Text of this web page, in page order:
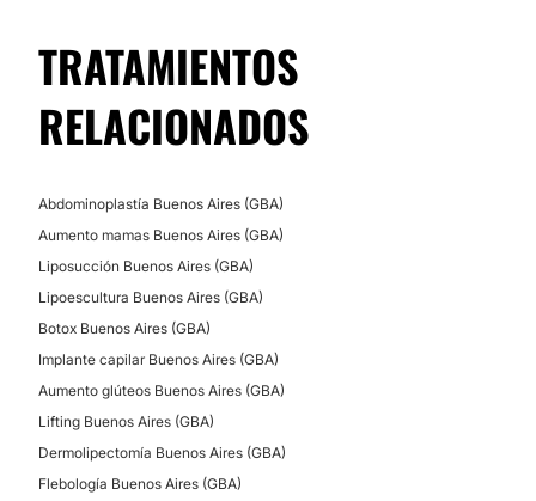
Posibilidad de videoconsulta:
No
No
Mesoterapia
Depilación láser
Radiofrecuencia
TRATAMIENTOS
RELACIONADOS
Abdominoplastía Buenos Aires (GBA)
Aumento mamas Buenos Aires (GBA)
Liposucción Buenos Aires (GBA)
Lipoescultura Buenos Aires (GBA)
Botox Buenos Aires (GBA)
Implante capilar Buenos Aires (GBA)
Aumento glúteos Buenos Aires (GBA)
Lifting Buenos Aires (GBA)
Dermolipectomía Buenos Aires (GBA)
Flebología Buenos Aires (GBA)